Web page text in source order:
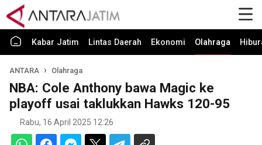
Kabar Jatim Lintas Daerah Ekonomi Olahraga
ANTARA Olahraga
NBA: Cole Anthony bawa Magic ke
playoff usai taklukkan Hawks 120-95
Rabu, 16 April 2025 12:26